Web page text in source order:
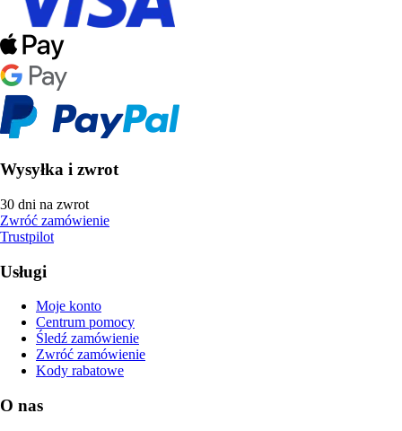
Wysyłka i zwrot
30 dni na zwrot
Zwróć zamówienie
Trustpilot
Usługi
Moje konto
Centrum pomocy
Śledź zamówienie
Zwróć zamówienie
Kody rabatowe
O nas